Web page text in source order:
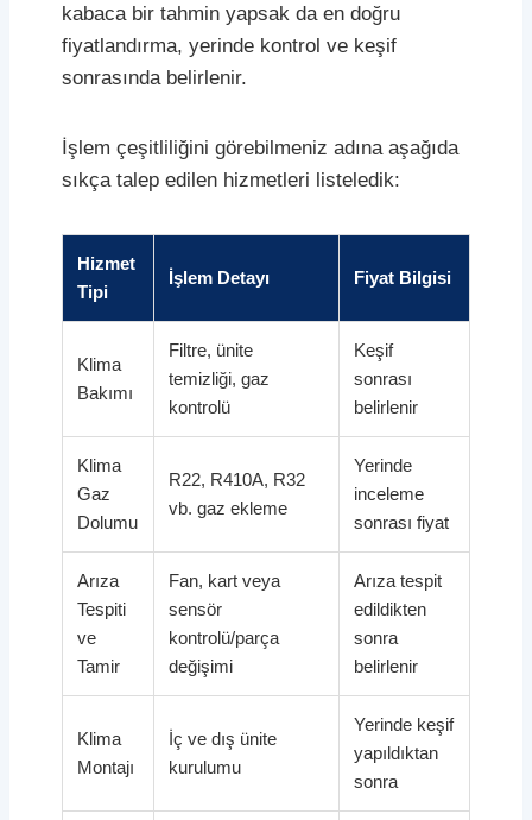
kabaca bir tahmin yapsak da en doğru
fiyatlandırma, yerinde kontrol ve keşif
sonrasında belirlenir.
İşlem çeşitliliğini görebilmeniz adına aşağıda
sıkça talep edilen hizmetleri listeledik:
Hizmet
Tipi
İşlem Detayı Fiyat Bilgisi
Klima
Bakımı
Filtre, ünite
temizliği, gaz
kontrolü
Keşif
sonrası
belirlenir
Klima
Gaz
Dolumu
R22, R410A, R32
vb. gaz ekleme
Yerinde
inceleme
sonrası fiyat
Arıza
Tespiti
ve
Tamir
Fan, kart veya
sensör
kontrolü/parça
değişimi
Arıza tespit
edildikten
sonra
belirlenir
Klima
Montajı
İç ve dış ünite
kurulumu
Yerinde keşif
yapıldıktan
sonra